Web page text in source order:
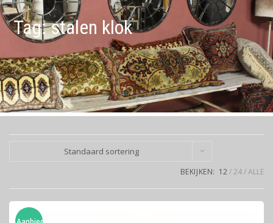
Tag:stalen klok
Standaard sortering
BEKIJKEN: 12 24 ALLE